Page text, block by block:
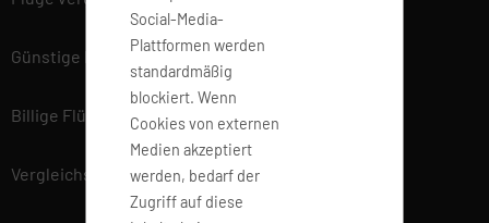
Social-Media-
Plattformen werden
standardmäßig
blockiert. Wenn
Cookies von externen
Medien akzeptiert
werden, bedarf der
Zugriff auf diese
Günstige Flüge
Billige Flüge
Vergleichsportal